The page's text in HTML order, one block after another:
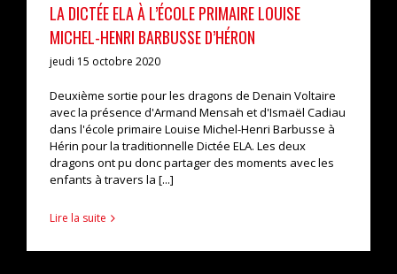
LA DICTÉE ELA À L’ÉCOLE PRIMAIRE LOUISE
MICHEL-HENRI BARBUSSE D’HÉRON
jeudi 15 octobre 2020
Deuxième sortie pour les dragons de Denain Voltaire
avec la présence d'Armand Mensah et d'Ismaël Cadiau
dans l'école primaire Louise Michel-Henri Barbusse à
Hérin pour la traditionnelle Dictée ELA. Les deux
dragons ont pu donc partager des moments avec les
enfants à travers la [...]
Lire la suite